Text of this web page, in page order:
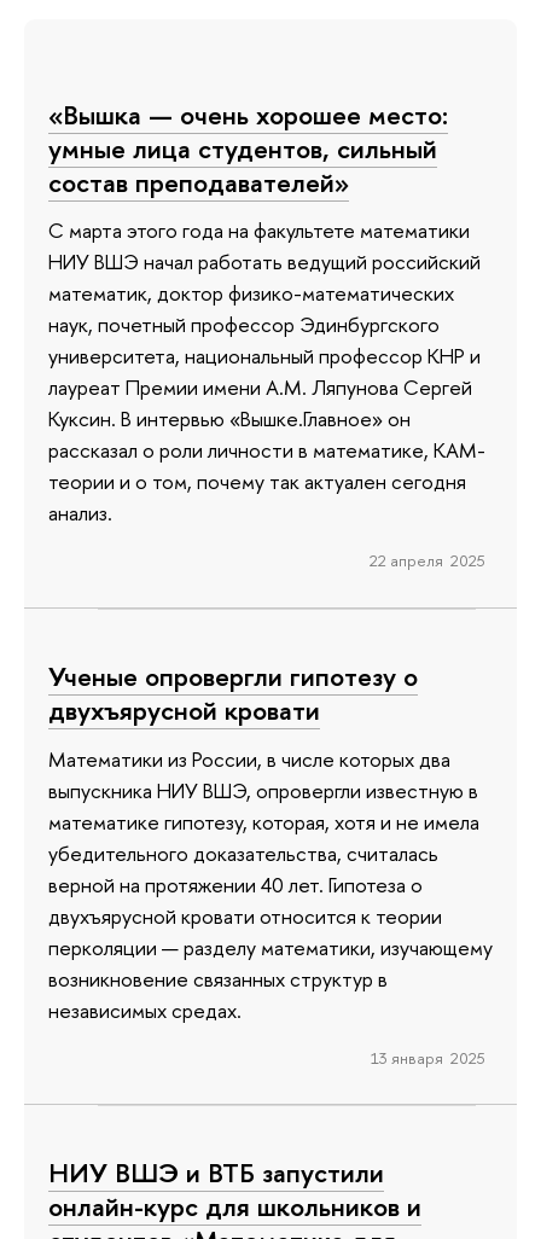
«Вышка — очень хорошее место:
умные лица студентов, сильный
состав преподавателей»
С марта этого года на факультете математики
НИУ ВШЭ начал работать ведущий российский
математик, доктор физико-математических
наук, почетный профессор Эдинбургского
университета, национальный профессор КНР и
лауреат Премии имени А.М. Ляпунова Сергей
Куксин. В интервью «Вышке.Главное» он
рассказал о роли личности в математике, КАМ-
теории и о том, почему так актуален сегодня
анализ.
22 апреля 2025
Ученые опровергли гипотезу о
двухъярусной кровати
Математики из России, в числе которых два
выпускника НИУ ВШЭ, опровергли известную в
математике гипотезу, которая, хотя и не имела
убедительного доказательства, считалась
верной на протяжении 40 лет. Гипотеза о
двухъярусной кровати относится к теории
перколяции — разделу математики, изучающему
возникновение связанных структур в
независимых средах.
13 января 2025
НИУ ВШЭ и ВТБ запустили
онлайн-курс для школьников и